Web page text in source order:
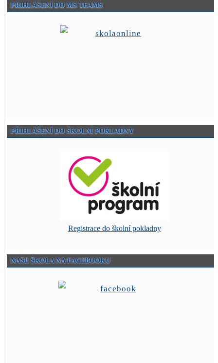
PŘIHLÁŠENÍ DO MS TEAMS
PŘIHLÁŠENÍ DO ŠKOLNÍ POKLADNY
Registrace do školní pokladny
NAŠE ŠKOLA NA FACEBOOKU